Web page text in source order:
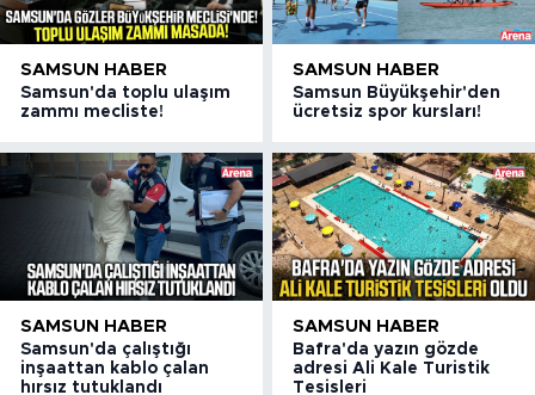
SAMSUN HABER
Samsun'da toplu ulaşım
zammı mecliste!
SAMSUN HABER
Samsun Büyükşehir'den
ücretsiz spor kursları!
SAMSUN HABER
Samsun'da çalıştığı
inşaattan kablo çalan
hırsız tutuklandı
SAMSUN HABER
Bafra'da yazın gözde
adresi Ali Kale Turistik
Tesisleri